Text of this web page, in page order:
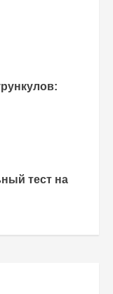
тест на